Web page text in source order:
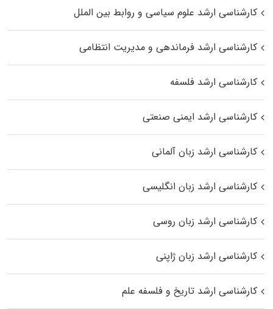
کارشناسی ارشد علوم سیاسی و روابط بین الملل
کارشناسی ارشد فرماندهی و مدیریت انتظامی
کارشناسی ارشد فلسفه
کارشناسی ارشد ایمنی صنعتی
کارشناسی ارشد زبان آلمانی
کارشناسی ارشد زبان انگلیسی
کارشناسی ارشد زبان روسی
کارشناسی ارشد زبان ژاپنی
کارشناسی ارشد تاریخ و فلسفه علم